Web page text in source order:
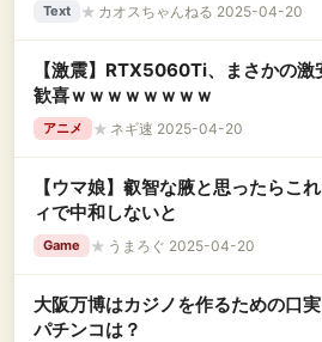
Text ★ カオスちゃんねる 2025-04-20
【激震】RTX5060Ti、まさかの
歓喜ｗｗｗｗｗｗｗｗ
アニメ ★ ネギ速 2025-04-20
【ウマ娘】叡智な腋と思ったらこ
ィで中和しないと
Game ★ うまろぐ 2025-04-20
大阪万博はカジノを作るための口
パチンコは？